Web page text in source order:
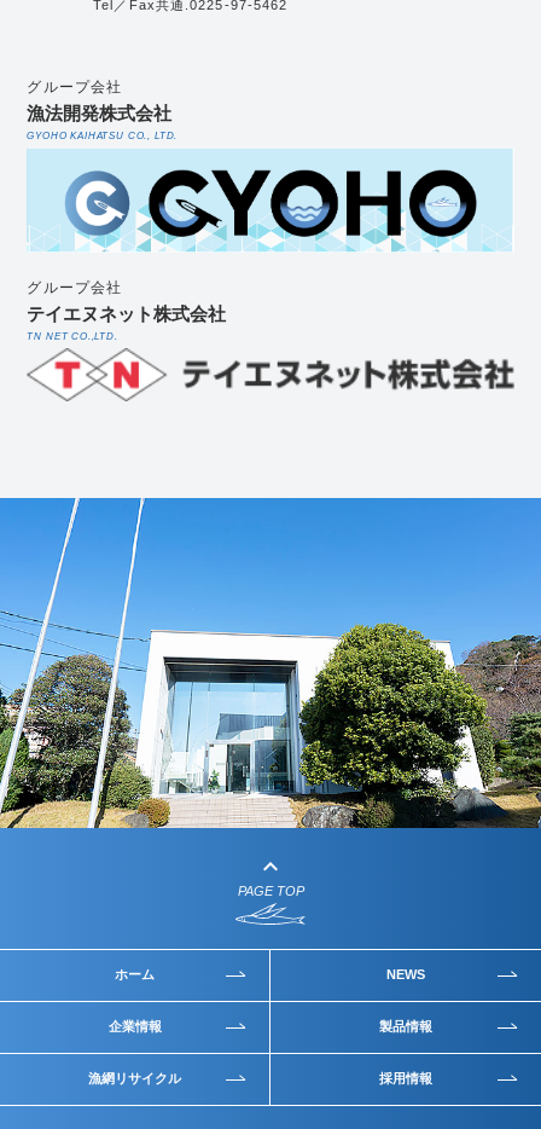
Tel／Fax共通.0225-97-5462
グループ会社
漁法開発株式会社
GYOHO KAIHATSU CO., LTD.
グループ会社
テイエヌネット株式会社
TN NET CO.,LTD.
keyboard_arrow_up
PAGE TOP
ホーム NEWS
企業情報 製品情報
漁網リサイクル 採用情報